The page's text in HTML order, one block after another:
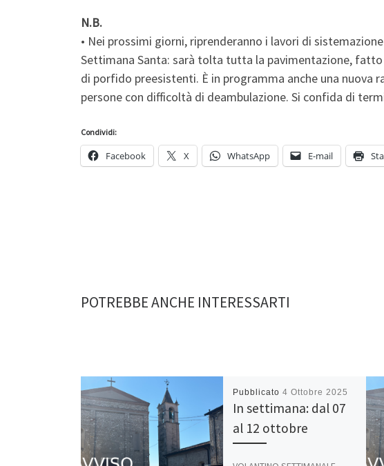
N.B.
• Nei prossimi giorni, riprenderanno i lavori di
Settimana Santa: sarà tolta tutta la pavimentazione,
di porfido preesistenti. È in programma anche una nuova
persone con difficoltà di deambulazione. Si confida di
Condividi:
Facebook X WhatsApp E-mail
POTREBBE ANCHE INTERESSARTI
Pubblicato4 Ottobre 2025
In settimana: dal 07
al 12 ottobre